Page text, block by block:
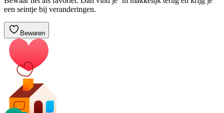
een seintje bij veranderingen.
Bewaren